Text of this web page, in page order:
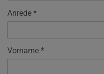
Anrede
Vorname